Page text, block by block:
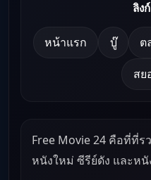
ลิง
หน้าแรก บู๊ ต
สย
Free Movie 24 คือที่ที่ร
หนังใหม่ ซีรีย์ดัง และหนั